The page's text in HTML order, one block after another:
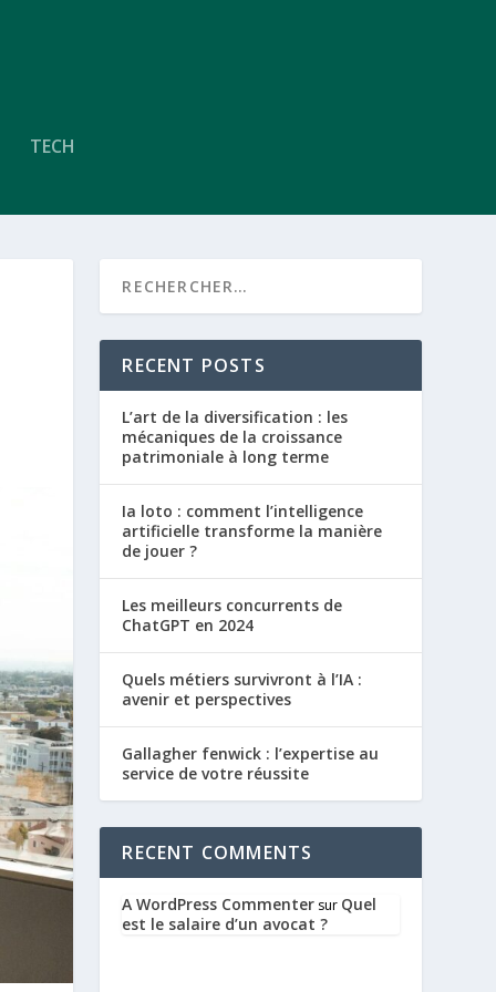
TECH
RECENT POSTS
L’art de la diversification : les
mécaniques de la croissance
patrimoniale à long terme
Ia loto : comment l’intelligence
artificielle transforme la manière
de jouer ?
Les meilleurs concurrents de
ChatGPT en 2024
Quels métiers survivront à l’IA :
avenir et perspectives
Gallagher fenwick : l’expertise au
service de votre réussite
RECENT COMMENTS
A WordPress Commenter sur Quel
est le salaire d’un avocat ?